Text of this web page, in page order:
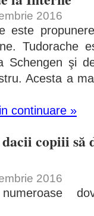
2016
este
Tudorache
Schengen şi
Acesta a
continuare »
copiii să
2016